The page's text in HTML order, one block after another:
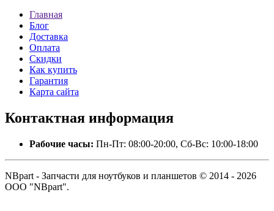
Главная
Блог
Доставка
Оплата
Скидки
Как купить
Гарантия
Карта сайта
Контактная информация
Рабочие часы: Пн-Пт: 08:00-20:00, Сб-Вс: 10:00-18:00
NBpart - Запчасти для ноутбуков и планшетов © 2014 - 2026
ООО "NBpart".